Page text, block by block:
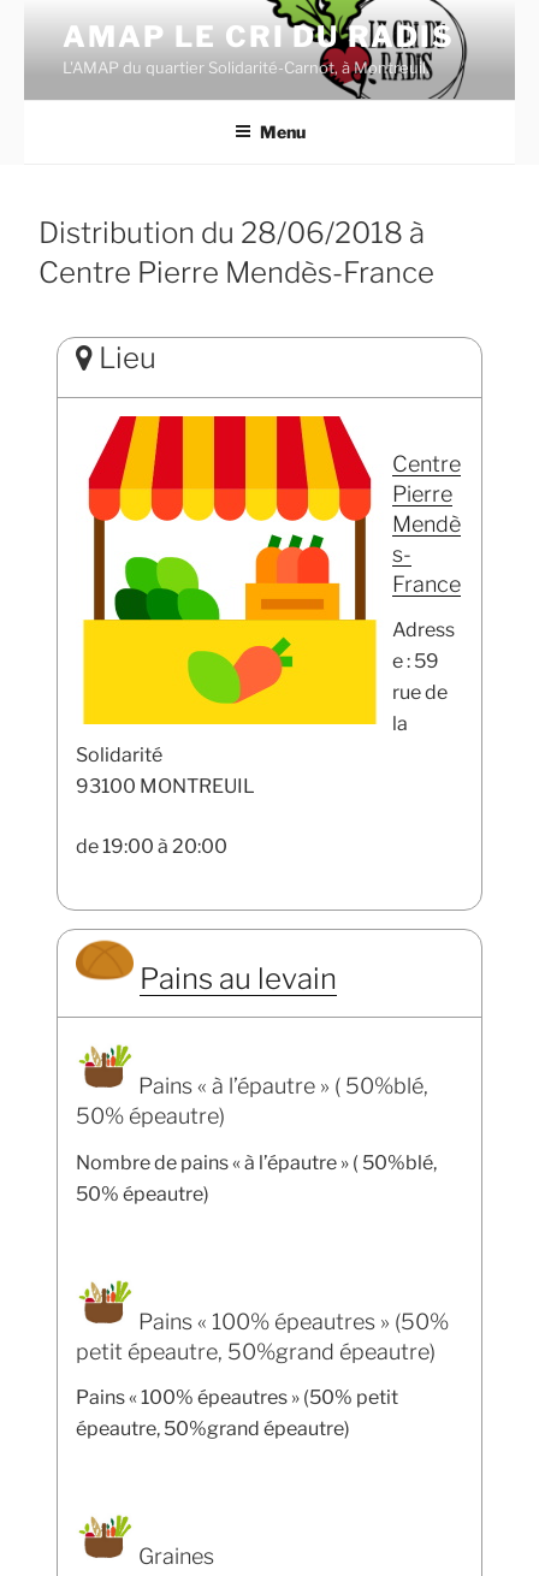
contenu
principal
AMAP LE CRI DU RADIS
L'AMAP du quartier Solidarité-Carnot, à Montreuil.
Menu
Distribution du 28/06/2018 à
Centre Pierre Mendès-France
Lieu
Centre
Pierre
Mendè
s-
France
Adress
e : 59
rue de
la
Solidarité
93100 MONTREUIL
de 19:00 à 20:00
Pains au levain
Pains « à l’épautre » ( 50%blé,
50% épeautre)
Nombre de pains « à l’épautre » ( 50%blé,
50% épeautre)
Pains « 100% épeautres » (50%
petit épeautre, 50%grand épeautre)
Pains « 100% épeautres » (50% petit
épeautre, 50%grand épeautre)
Graines